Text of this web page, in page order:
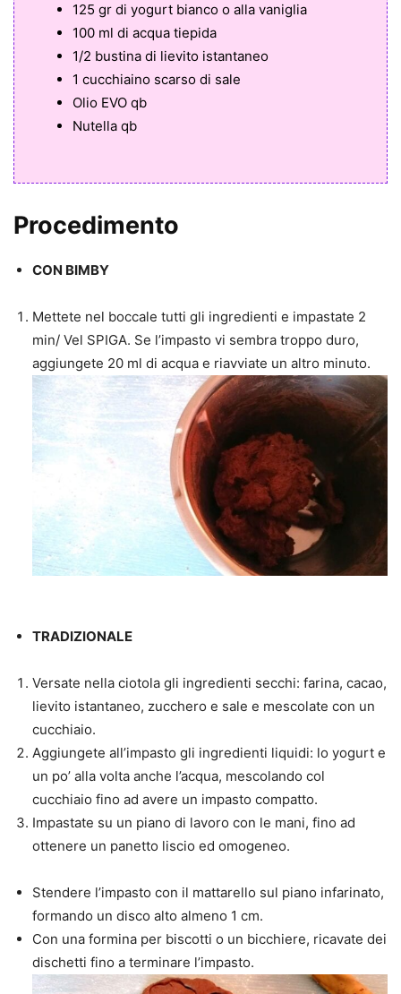
125 gr di yogurt bianco o alla vaniglia
100 ml di acqua tiepida
1/2 bustina di lievito istantaneo
1 cucchiaino scarso di sale
Olio EVO qb
Nutella qb
Procedimento
CON BIMBY
Mettete nel boccale tutti gli ingredienti e impastate 2
min/ Vel SPIGA. Se l’impasto vi sembra troppo duro,
aggiungete 20 ml di acqua e riavviate un altro minuto.
TRADIZIONALE
Versate nella ciotola gli ingredienti secchi: farina, cacao,
lievito istantaneo, zucchero e sale e mescolate con un
cucchiaio.
Aggiungete all’impasto gli ingredienti liquidi: lo yogurt e
un po’ alla volta anche l’acqua, mescolando col
cucchiaio fino ad avere un impasto compatto.
Impastate su un piano di lavoro con le mani, fino ad
ottenere un panetto liscio ed omogeneo.
Stendere l’impasto con il mattarello sul piano infarinato,
formando un disco alto almeno 1 cm.
Con una formina per biscotti o un bicchiere, ricavate dei
dischetti fino a terminare l’impasto.